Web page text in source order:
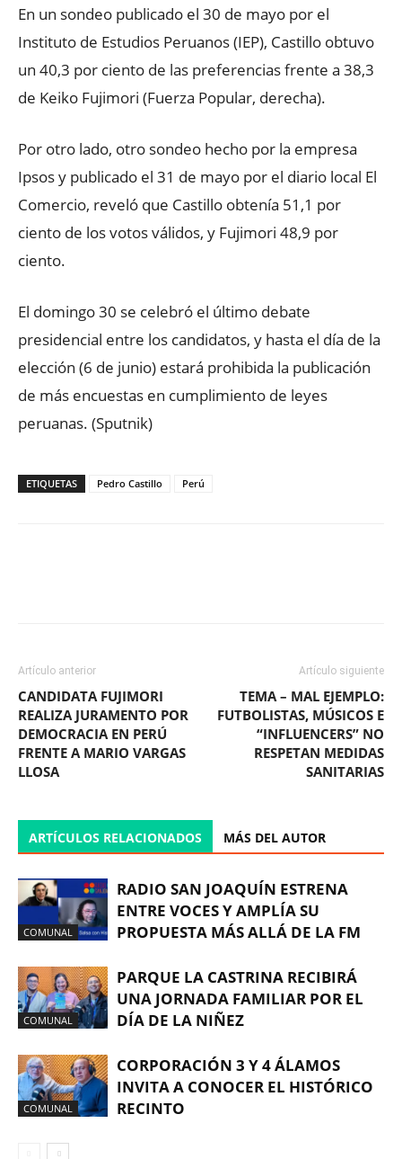
En un sondeo publicado el 30 de mayo por el
Instituto de Estudios Peruanos (IEP), Castillo obtuvo
un 40,3 por ciento de las preferencias frente a 38,3
de Keiko Fujimori (Fuerza Popular, derecha).
Por otro lado, otro sondeo hecho por la empresa
Ipsos y publicado el 31 de mayo por el diario local El
Comercio, reveló que Castillo obtenía 51,1 por
ciento de los votos válidos, y Fujimori 48,9 por
ciento.
El domingo 30 se celebró el último debate
presidencial entre los candidatos, y hasta el día de la
elección (6 de junio) estará prohibida la publicación
de más encuestas en cumplimiento de leyes
peruanas. (Sputnik)
ETIQUETAS Pedro Castillo Perú
Artículo anterior
CANDIDATA FUJIMORI
REALIZA JURAMENTO POR
DEMOCRACIA EN PERÚ
FRENTE A MARIO VARGAS
LLOSA
Artículo siguiente
TEMA – MAL EJEMPLO:
FUTBOLISTAS, MÚSICOS E
“INFLUENCERS” NO
RESPETAN MEDIDAS
SANITARIAS
ARTÍCULOS RELACIONADOS MÁS DEL AUTOR
COMUNAL
RADIO SAN JOAQUÍN ESTRENA
ENTRE VOCES Y AMPLÍA SU
PROPUESTA MÁS ALLÁ DE LA FM
COMUNAL
PARQUE LA CASTRINA RECIBIRÁ
UNA JORNADA FAMILIAR POR EL
DÍA DE LA NIÑEZ
COMUNAL
CORPORACIÓN 3 Y 4 ÁLAMOS
INVITA A CONOCER EL HISTÓRICO
RECINTO